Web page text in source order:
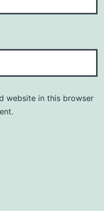
website in this browser